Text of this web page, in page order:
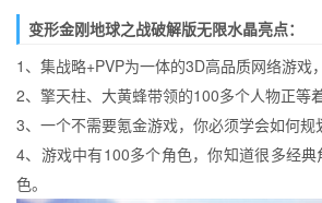
变形金刚地球之战破解版无限水晶亮点：
1、集战略+PVP为一体的3D高品质网络游戏
2、擎天柱、大黄蜂带领的100多个人物正等
3、一个不需要氪金游戏，你必须学会如何规
4、游戏中有100多个角色，你知道很多经
色。